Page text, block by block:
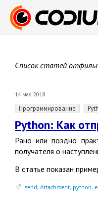
Список статей
14 мая 2018
Программирование
Python: Как
Рано или поздно
получателя о
В статье показан
send, Attachment, python,